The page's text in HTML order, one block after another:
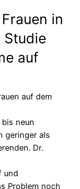
in
Studie
auf
auf dem
neun
geringer als
Dr.
und
Problem noch